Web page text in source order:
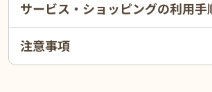
サービス・ショッピングの利用手
注意事項